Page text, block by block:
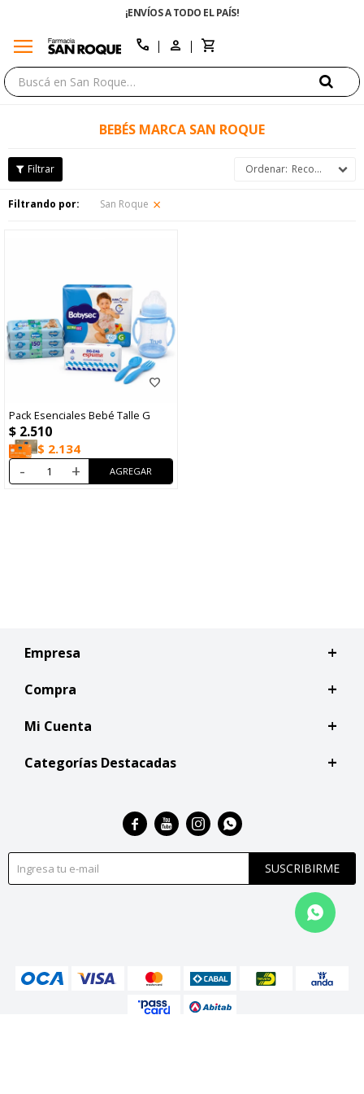
¡ENVÍOS A TODO EL PAÍS!
menu call
BEBÉS MARCA SAN ROQUE
Recomendados
Filtrando por: San Roque
Pack Esenciales Bebé Talle G
$ 2.510
$ 2.134
- +
Empresa
Compra
Mi Cuenta
Categorías Destacadas
SUSCRIBIRME
   
close